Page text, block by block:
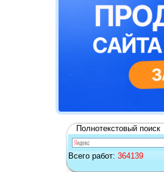
Полнотекстовый поиск
Всего работ: 364139